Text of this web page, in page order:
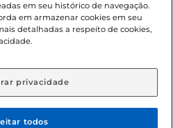
de 18 anos, conforme
II (Estatuto da Criança e do
exclusivos para o
para as compras on-line é de
em seu histórico de navegação.
em armazenar cookies em seu
detalhadas a respeito de cookies,
privacidade
todos